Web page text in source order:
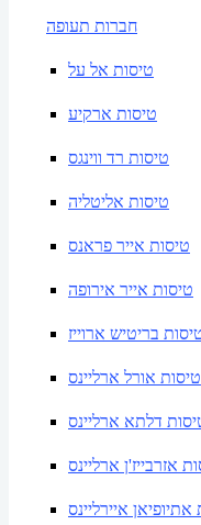
חברות תעופה
טיסות אל על
טיסות ארקיע
טיסות רד ווינגס
טיסות אליטליה
טיסות אייר פראנס
טיסות אייר אירופה
בריטיש ארוייז
טיסות אורל ארליינס
דלתא ארליינס
אזרבייז'ן ארליינס
אתיופיאן איירליינס